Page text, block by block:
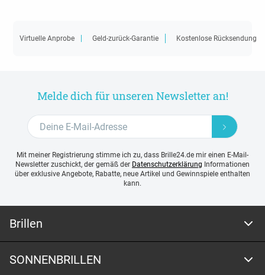
Virtuelle Anprobe Geld-zurück-Garantie Kostenlose Rücksendung
Melde dich für unseren Newsletter an!
Mit meiner Registrierung stimme ich zu, dass Brille24.de mir einen E-Mail-
Newsletter zuschickt, der gemäß der Datenschutzerklärung Informationen
über exklusive Angebote, Rabatte, neue Artikel und Gewinnspiele enthalten
kann.
Brillen
SONNENBRILLEN